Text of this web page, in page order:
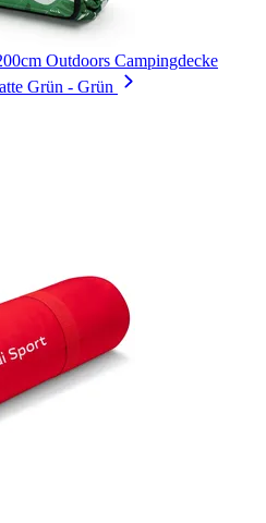
Outdoors Campingdecke
Grün - Grün